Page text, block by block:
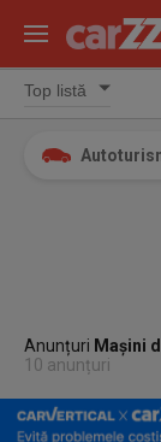
Anunțuri Mașini
10 anunțuri